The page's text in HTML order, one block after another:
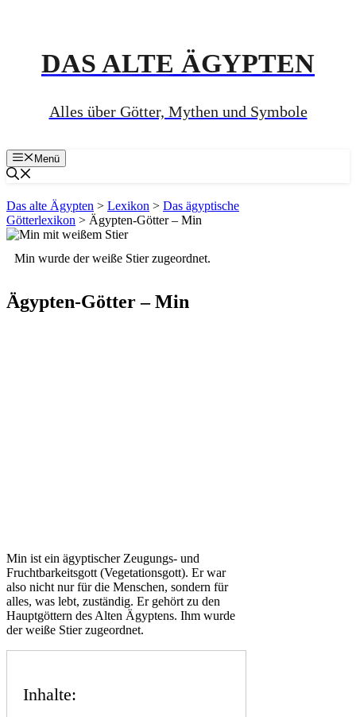
DAS ALTE ÄGYPTEN
Alles über Götter, Mythen und Symbole
Menü
Das alte Ägypten > Lexikon > Das ägyptische
Götterlexikon > Ägypten-Götter – Min
Min wurde der weiße Stier zugeordnet.
Ägypten-Götter – Min
Min ist ein ägyptischer Zeugungs- und
Fruchtbarkeitsgott (Vegetationsgott). Er war
also nicht nur für die Menschen, sondern für
alles, was lebt, zuständig. Er gehört zu den
Hauptgöttern des Alten Ägyptens. Ihm wurde
der weiße Stier zugeordnet.
Inhalte: